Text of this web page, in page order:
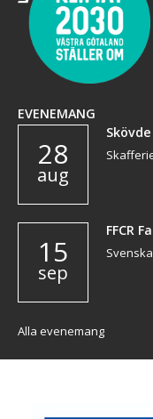
EVENEMANG
28
aug
15
sep
FFCR
Alla evenemang